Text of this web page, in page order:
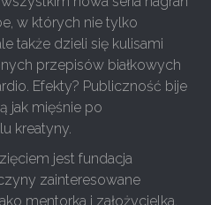
w których nie tylko
także dzieli się kulisami
przepisów białkowych
Efekty? Publiczność bije
jak mięśnie po
kreatyny.
jest fundacja
zainteresowane
mentorka i założycielka,